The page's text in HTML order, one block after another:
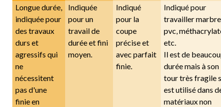
Longue durée,
indiquée pour
des travaux
durs et
agressifs qui
ne
nécessitent
pas d'une
finie en
Indiquée
pour un
travail de
durée et fini
moyen.
Indiqué
pour la
coupe
précise et
avec parfait
finie.
Indiqué pour
travailler
pvc,
etc.
Il est de
durée mais à son
tour très fragile
est utilisé dans
matériaux non